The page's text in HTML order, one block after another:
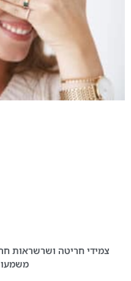
צמידי חריטה ושרשראות